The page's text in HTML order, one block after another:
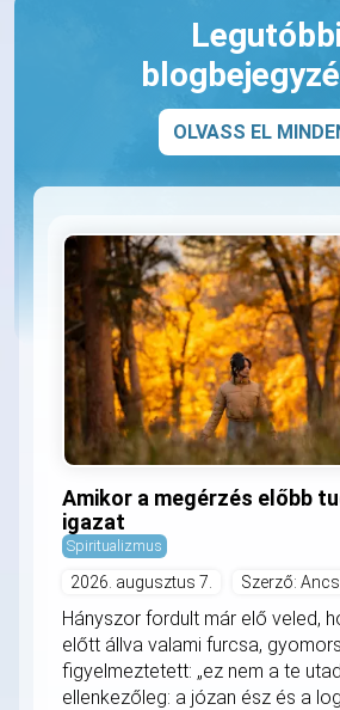
Legutóbbi
OLVASS EL
Amikor a megérzés előbb
igazat
Spiritualizmus
2026. augusztus 7. Szerző:
Hányszor fordult már elő veled,
előtt állva valami furcsa,
figyelmeztetett: „ez nem a te
ellenkezőleg: a józan ész és a